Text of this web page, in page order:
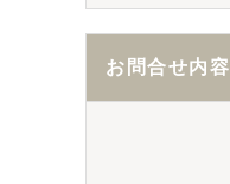
お問合せ内容